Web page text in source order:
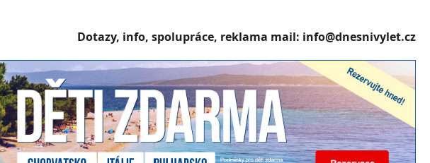
Dotazy, info, spolupráce, reklama mail: info@dnesnivylet.cz